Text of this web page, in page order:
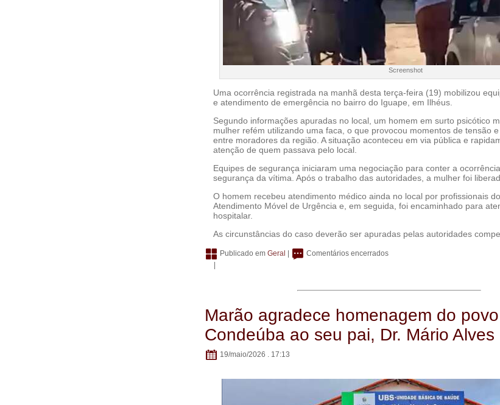
Screenshot
Uma ocorrência registrada na manhã desta terça-feira (19) mobilizou
e atendimento de emergência no bairro do Iguape, em Ilhéus.
Segundo informações apuradas no local, um homem em surto psicótico
mulher refém utilizando uma faca, o que provocou momentos de tensão
entre moradores da região. A situação aconteceu em via pública e
atenção de quem passava pelo local.
Equipes de segurança iniciaram uma negociação para conter a
segurança da vítima. Após o trabalho das autoridades, a mulher foi
O homem recebeu atendimento médico ainda no local por profissionais
Atendimento Móvel de Urgência e, em seguida, foi encaminhado para
hospitalar.
As circunstâncias do caso deverão ser apuradas pelas autoridades
Publicado em Geral
Comentários encerrados
Marão agradece homenagem do
Condeúba ao seu pai, Dr. Mário Alves
19/maio/2026 . 17:13